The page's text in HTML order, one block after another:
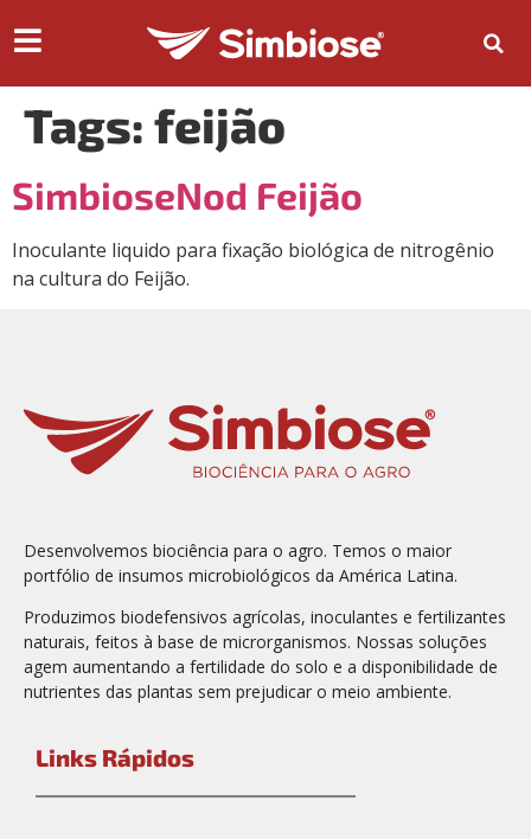
Tags: feijão
SimbioseNod Feijão
Inoculante liquido para fixação biológica de nitrogênio
na cultura do Feijão.
Desenvolvemos biociência para o agro. Temos o maior
portfólio de insumos microbiológicos da América Latina.
Produzimos biodefensivos agrícolas, inoculantes e fertilizantes
naturais, feitos à base de microrganismos. Nossas soluções
agem aumentando a fertilidade do solo e a disponibilidade de
nutrientes das plantas sem prejudicar o meio ambiente.
Links Rápidos